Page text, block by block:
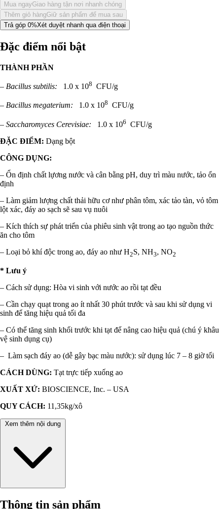
Mua ngayGiao hàng tận nơi nhanh chóng
Thêm giỏ hàngGiữ sản phẩm để mua sau
Trả góp 0%Xét duyệt nhanh qua điện thoại
Đặc điểm nổi bật
THÀNH PHẦN
– Bacillus subtilis​​: 1.0 x 108 CFU/g
– Bacillus megaterium​​: 1.0 x 108 CFU/g
– Saccharomyces Cerevisiae​: 1.0 x 106 CFU/g
ĐẶC ĐIỂM: Dạng bột
CÔNG DỤNG:
– Ổn định chất lựơng nước và cân bằng pH, duy trì màu nước, tảo ổn
định
– Làm giảm lượng chất thải hữu cơ như phân tôm, xác tảo tàn, vỏ tôm
lột xác, đáy ao sạch sẽ sau vụ nuôi
– Kích thích sự phát triển của phiêu sinh vật trong ao tạo nguồn thức
ăn cho tôm
– Loại bỏ khí độc trong ao, đáy ao như H2S, NH3, NO2
* Lưu ý
– Cách sử dụng: Hòa vi sinh với nước ao rồi tạt đều
– Cần chạy quạt trong ao ít nhất 30 phút trước và sau khi sử dụng vi
sinh để tăng hiệu quả tối đa
– Có thể tăng sinh khối trước khi tạt để nâng cao hiệu quả (chú ý khâu
vệ sinh dụng cụ)
– Làm sạch đáy ao (dễ gây bạc màu nước): sử dụng lúc 7 – 8 giờ tối
CÁCH DÙNG: Tạt trực tiếp xuống ao
XUẤT XỨ: BIOSCIENCE, Inc. – USA
QUY CÁCH: 11,35kg/xô
Xem thêm nội dung
Thông tin sản phẩm